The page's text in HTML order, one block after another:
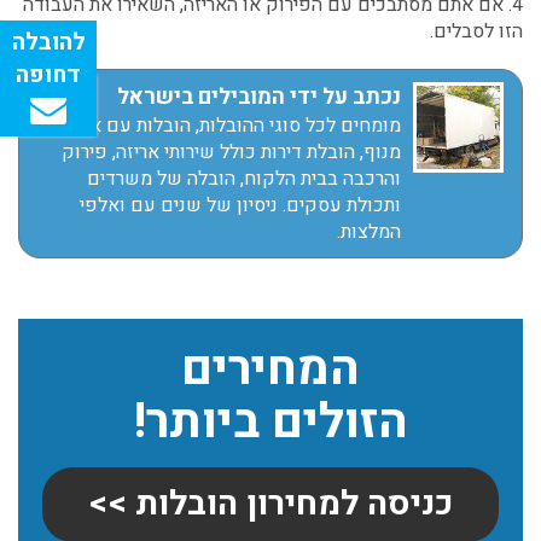
המחירים
הזולים ביותר!
כניסה למחירון הובלות >>
הזו לסבלים.
נכתב על ידי המובילים בישראל
מומחים לכל סוגי ההובלות, הובלות עם או בלי
מנוף, הובלת דירות כולל שירותי אריזה, פירוק
והרכבה בבית הלקוח, הובלה של משרדים
ותכולת עסקים. ניסיון של שנים עם ואלפי
המלצות.